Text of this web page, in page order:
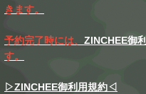
きます。
予約完了時には、 ZINCHEE御
す。
▷ZINCHEE御利用規約◁